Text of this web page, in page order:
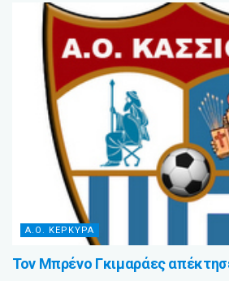
Α.Ο. ΚΕΡΚΥΡΑ
Τον Μπρένο Γκιμαράες